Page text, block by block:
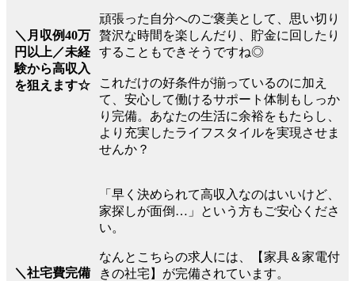
＼月収例40万
円以上／未経
験から高収入
を狙えます☆
頑張った自分へのご褒美として、思い切り
贅沢な時間を楽しんだり、貯金に回したり
することもできそうですね◎
これだけの好条件が揃っているのに加え
て、安心して働けるサポート体制もしっか
り完備。あなたの生活に余裕をもたらし、
より充実したライフスタイルを実現させま
せんか？
＼社宅費完備
「早く決められて高収入なのはいいけど、
家探しが面倒…」という方もご安心くださ
い。
なんとこちらの求人には、【家具＆家電付
きの社宅】が完備されています。